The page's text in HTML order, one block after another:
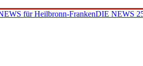
für Heilbronn-FrankenDIE NEWS